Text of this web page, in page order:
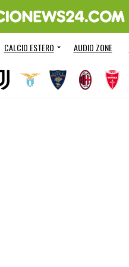
CALCIO ESTERO AUDIO ZONE